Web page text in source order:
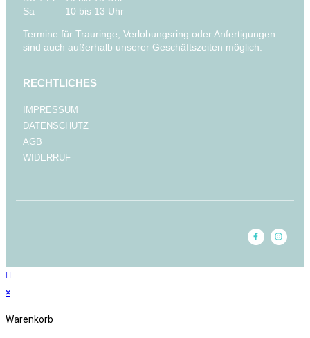
Sa 10 bis 13 Uhr
Termine für Trauringe, Verlobungsring oder Anfertigungen
sind auch außerhalb unserer Geschäftszeiten möglich.
RECHTLICHES
IMPRESSUM
DATENSCHUTZ
AGB
WIDERRUF
×
Warenkorb